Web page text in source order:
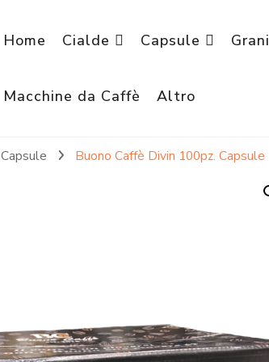
Home Cialde Capsule Grani
Macchine da Caffè Altro
Capsule Buono Caffè Divin 100pz. Capsule